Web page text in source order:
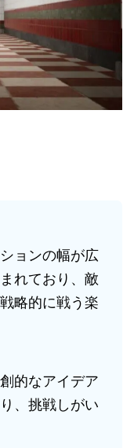
ョンの幅が広
れており、敵
略的に戦う楽
的なアイデア
、挑戦しがい